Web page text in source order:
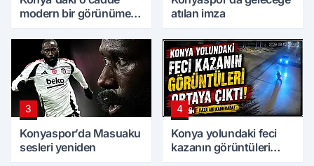
modern bir görünüme
atılan imza
3
Konyaspor’da Masuaku
sesleri yeniden
4
Konya yolundaki feci
kazanın görüntüleri